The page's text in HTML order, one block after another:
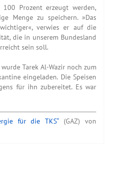
Prozent erzeugt werden,
Menge zu speichern. »Das
verwies er auf die
die in unserem Bundesland
sein soll.
Tarek Al-Wazir noch zum
eingeladen. Die Speisen
für ihn zubereitet. Es war
für die TKS“ (GAZ) von